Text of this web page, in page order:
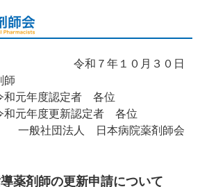
令和７年１０月３０日
師
和元年度認定者 各位
和元年度更新認定者 各位
一般社団法人 日本病院薬剤師会
薬剤師の更新申請について